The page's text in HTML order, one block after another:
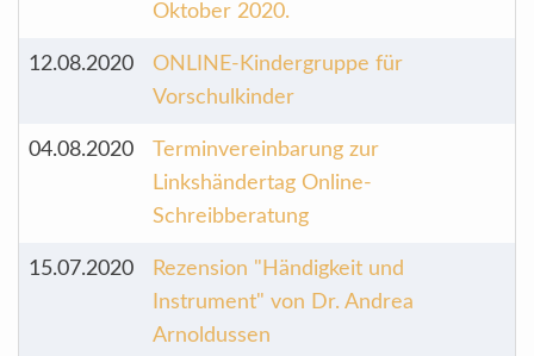
Oktober 2020.
12.08.2020
ONLINE-Kindergruppe für
Vorschulkinder
04.08.2020
Terminvereinbarung zur
Linkshändertag Online-
Schreibberatung
15.07.2020
Rezension "Händigkeit und
Instrument" von Dr. Andrea
Arnoldussen